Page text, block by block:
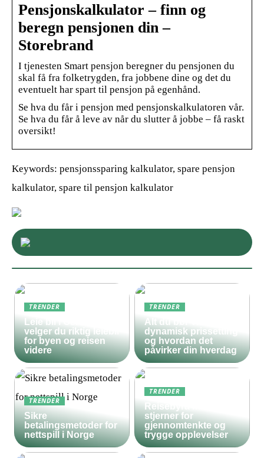
Pensjonskalkulator – finn og
beregn pensjonen din –
Storebrand
I tjenesten Smart pensjon beregner du pensjonen du
skal få fra folketrygden, fra jobbene dine og det du
eventuelt har spart til pensjon på egenhånd.
Se hva du får i pensjon med pensjonskalkulatoren vår.
Se hva du får å leve av når du slutter å jobbe – få raskt
oversikt!
Keywords: pensjonssparing kalkulator, spare pensjon
kalkulator, spare til pensjon kalkulator
TRENDER
Leie bil i Oslo – slik
velger du riktig leiebil
for byen og reisen
videre
TRENDER
Alt du bør vite om
dynamisk prissetting
og hvordan det
påvirker din hverdag
TRENDER
Sikre
betalingsmetoder for
nettspill i Norge
TRENDER
Reisebyrå med 5
stjerner for
gjennomtenkte og
trygge opplevelser